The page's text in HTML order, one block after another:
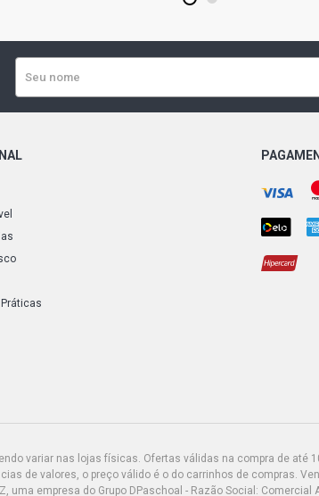
variar nas lojas físicas. Ofertas válidas na compra de
de valores, o preço válido é o do carrinhos de compras.
uma empresa do Grupo DPaschoal - Razão Social: Comercial